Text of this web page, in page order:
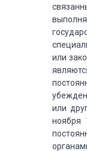
или
или
ноября